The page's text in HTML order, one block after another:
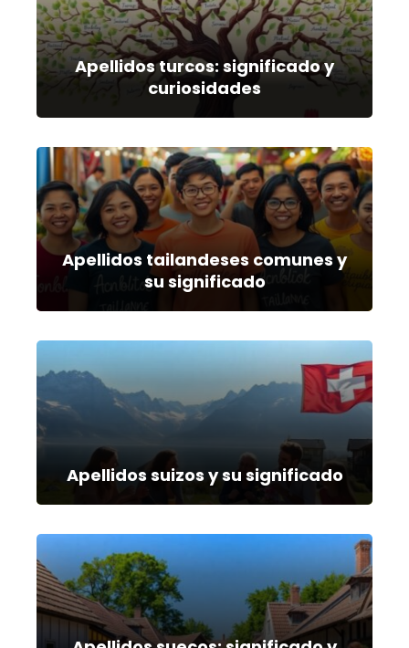
Apellidos turcos: significado y
curiosidades
Apellidos tailandeses comunes y
su significado
Apellidos suizos y su significado